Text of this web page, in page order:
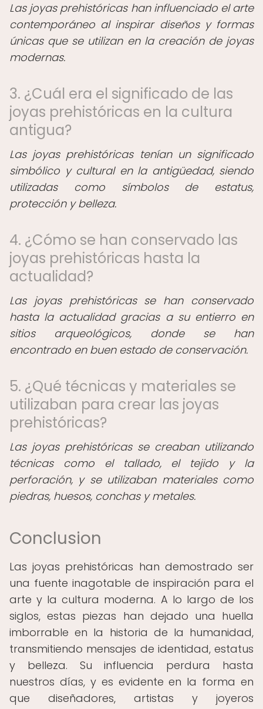
Las joyas prehistóricas han influenciado el arte
contemporáneo al inspirar diseños y formas
únicas que se utilizan en la creación de joyas
modernas.
3. ¿Cuál era el significado de las
joyas prehistóricas en la cultura
antigua?
Las joyas prehistóricas tenían un significado
simbólico y cultural en la antigüedad, siendo
utilizadas como símbolos de estatus,
protección y belleza.
4. ¿Cómo se han conservado las
joyas prehistóricas hasta la
actualidad?
Las joyas prehistóricas se han conservado
hasta la actualidad gracias a su entierro en
sitios arqueológicos, donde se han
encontrado en buen estado de conservación.
5. ¿Qué técnicas y materiales se
utilizaban para crear las joyas
prehistóricas?
Las joyas prehistóricas se creaban utilizando
técnicas como el tallado, el tejido y la
perforación, y se utilizaban materiales como
piedras, huesos, conchas y metales.
Conclusion
Las joyas prehistóricas han demostrado ser
una fuente inagotable de inspiración para el
arte y la cultura moderna. A lo largo de los
siglos, estas piezas han dejado una huella
imborrable en la historia de la humanidad,
transmitiendo mensajes de identidad, estatus
y belleza. Su influencia perdura hasta
nuestros días, y es evidente en la forma en
que diseñadores, artistas y joyeros